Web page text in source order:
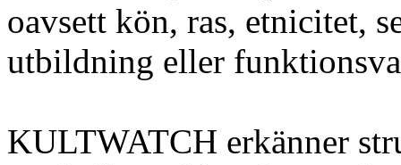
oavsett kön, ras, etnicitet,
utbildning eller
KULTWATCH erkänner